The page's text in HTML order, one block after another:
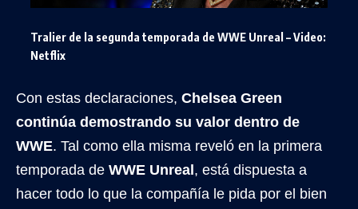
Tralier de la segunda temporada de WWE Unreal – Video:
Netflix
Con estas declaraciones, Chelsea Green
continúa demostrando su valor dentro de
WWE. Tal como ella misma reveló en la primera
temporada de WWE Unreal , está dispuesta a
hacer todo lo que la compañía le pida por el bien